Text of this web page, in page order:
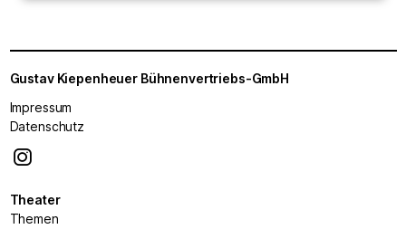
Gustav Kiepenheuer Bühnenvertriebs-GmbH
Impressum
Datenschutz
Theater
Themen